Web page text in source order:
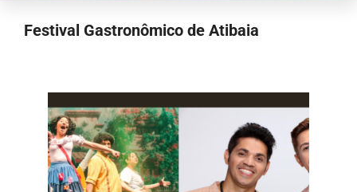
Festival Gastronômico de Atibaia